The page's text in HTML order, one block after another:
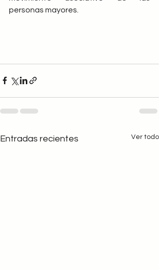
personas mayores.
Entradas recientes Ver todo